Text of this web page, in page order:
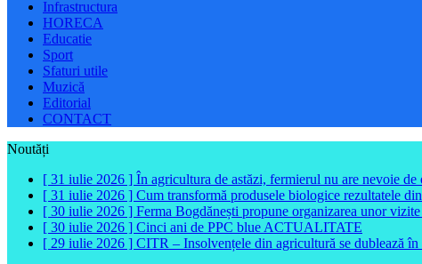
Infrastructura
HORECA
Educatie
Sport
Sfaturi utile
Muzică
Editorial
CONTACT
Noutăți
[ 31 iulie 2026 ] În agricultura de astăzi, fermierul nu are nevoie
[ 31 iulie 2026 ] Cum transformă produsele biologice rezultatele
[ 30 iulie 2026 ] Ferma Bogdănești propune organizarea unor
[ 30 iulie 2026 ] Cinci ani de PPC blue ACTUALITATE
[ 29 iulie 2026 ] CITR – Insolvențele din agricultură se dublează